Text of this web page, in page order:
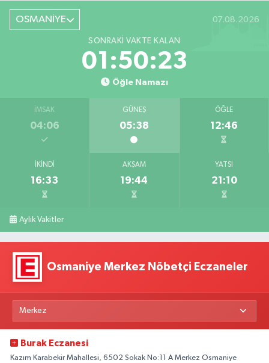
OSMANİYE 07.08.2026
SONRAKI VAKTE KALAN
01:50:22
Öğle Namazı
İMSAK
04:06
GÜNEŞ
05:38
ÖĞLE
12:46
İKINDI
16:33
AKŞAM
19:44
YATSI
21:10
Aylık Vakitler
Osmaniye Merkez Nöbetçi Eczaneler
Burak Eczanesi
Kazım Karabekir Mahallesi, 6502 Sokak No:11 A Merkez Osmaniye